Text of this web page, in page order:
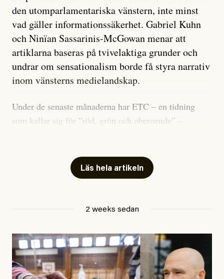
den utomparlamentariska vänstern, inte minst
vad gäller informationssäkerhet. Gabriel Kuhn
och Ninïan Sassarinis-McGowan menar att
artiklarna baseras på tvivelaktiga grunder och
undrar om sensationalism borde få styra narrativ
inom vänsterns medielandskap.
Under de senaste månaderna har ETC – en tidning
som kallar sig för ”röd, grön och oberoende” –
skriver för? Vad betyder det att vara en ”röd, grön och
oberoende” tidning? Och vad är egentligen bra
utpekas som israelisk infiltratör”. Enligt ingressen
handlar artikeln om en person vars ”bakgrund skapar
splittring och oro i rörelsen”. Problemet är att artikeln
Läs hela artikeln
2 weeks sedan